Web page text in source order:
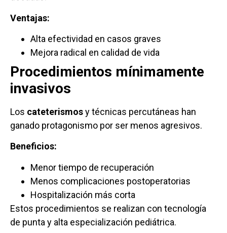
Ventajas:
Alta efectividad en casos graves
Mejora radical en calidad de vida
Procedimientos mínimamente
invasivos
Los cateterismosy técnicas percutáneas han
ganado protagonismo por ser menos agresivos.
Beneficios:
Menor tiempo de recuperación
Menos complicaciones postoperatorias
Hospitalización más corta
Estos procedimientos se realizan con tecnología
de punta y alta especialización pediátrica.